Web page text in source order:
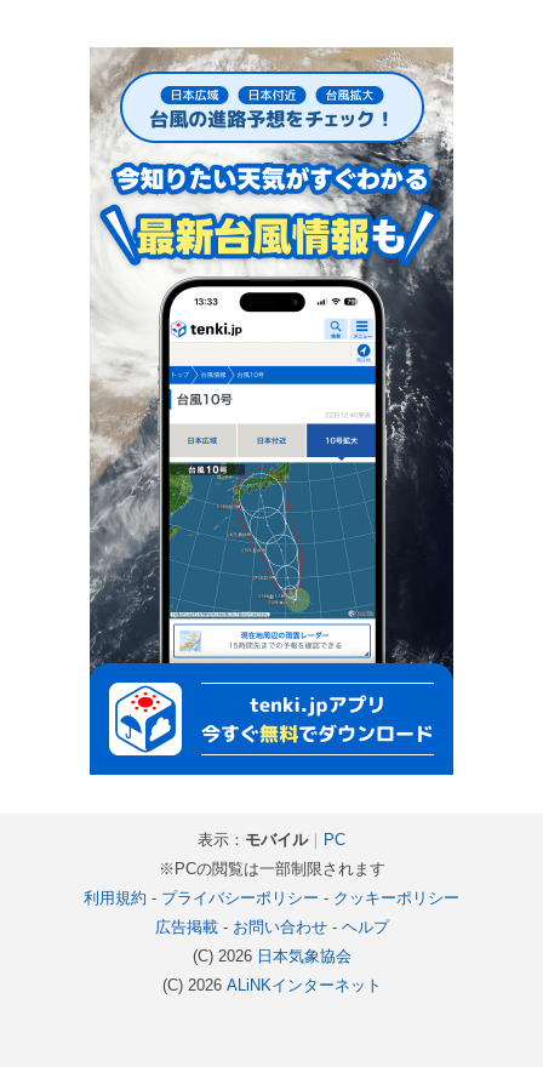
表示： モバイル｜ PC
※PCの閲覧は一部制限されます
利用規約 - プライバシーポリシー - クッキーポリシー
広告掲載- お問い合わせ- ヘルプ
(C) 2026 日本気象協会
(C) 2026 ALiNKインターネット